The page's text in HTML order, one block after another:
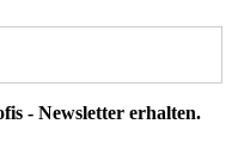
- Newsletter erhalten.